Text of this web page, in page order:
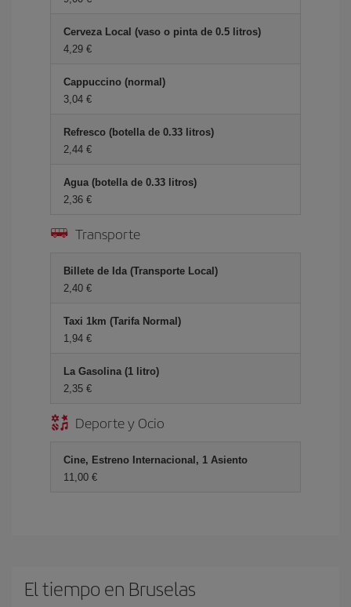
Cerveza Local (vaso o pinta de 0.5 litros)
4,29 €
Cappuccino (normal)
3,04 €
Refresco (botella de 0.33 litros)
2,44 €
Agua (botella de 0.33 litros)
2,36 €
Transporte
Billete de Ida (Transporte Local)
2,40 €
Taxi 1km (Tarifa Normal)
1,94 €
La Gasolina (1 litro)
2,35 €
Deporte y Ocio
Cine, Estreno Internacional, 1 Asiento
11,00 €
El tiempo en Bruselas